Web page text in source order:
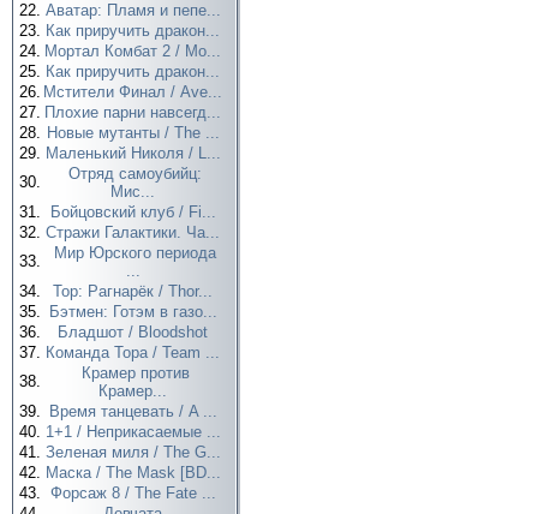
22. Аватар: Пламя и пепе...
23. Как приручить дракон...
24. Мортал Комбат 2 / Mo...
25. Как приручить дракон...
26. Мстители Финал / Ave...
27. Плохие парни навсегд...
28. Новые мутанты / The ...
29. Маленький Николя / L...
30.
Отряд самоубийц:
Мис...
31.
Бойцовский клуб / Fi...
32. Стражи Галактики. Ча...
33.
Мир Юрского периода
...
34.
Тор: Рагнарёк / Thor...
35.
Бэтмен: Готэм в газо...
36.
Бладшот / Bloodshot
37. Команда Тора / Team ...
38.
Крамер против
Крамер...
39.
Время танцевать / A ...
40. 1+1 / Неприкасаемые ...
41. Зеленая миля / The G...
42. Маска / The Mask [BD...
43. Форсаж 8 / The Fate ...